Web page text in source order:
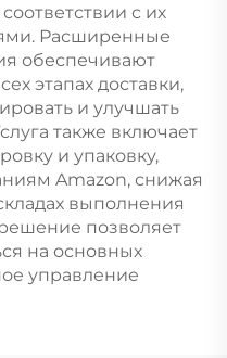
с их
Расширенные
обеспечивают
этапах доставки,
и улучшать
также включает
и упаковку,
Amazon, снижая
выполнения
позволяет
на основных
управление